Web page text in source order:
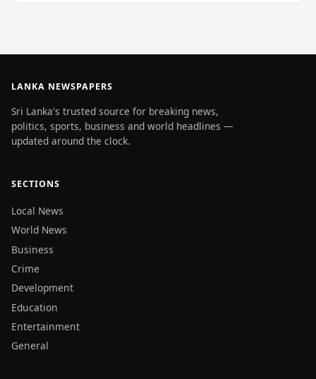
LANKA NEWSPAPERS
Sri Lanka's trusted source for breaking news,
politics, sports, business and world headlines —
updated around the clock.
SECTIONS
Local News
World News
Business
Crime
Development
Education
Entertainment
General